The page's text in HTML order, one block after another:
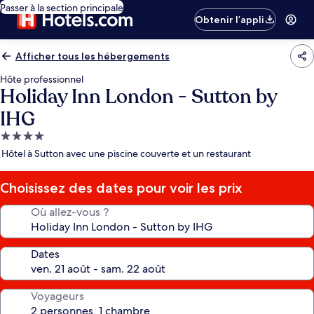
Passer à la section principale
Obtenir l’appli
Afficher tous les hébergements
Hôte professionnel
Holiday Inn London - Sutton by
IHG
Hébergement
4.0 étoiles
Hôtel à Sutton avec une piscine couverte et un restaurant
Choisissez des dates pour voir les prix
Où allez-vous ?
Dates
Voyageurs